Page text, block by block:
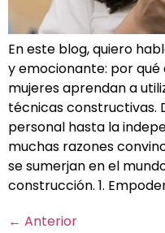
En este blog, quiero
y emocionante: por
mujeres aprendan a
técnicas constructivas.
personal hasta la
muchas razones
se sumerjan en el
construcción. 1.
← Anterior